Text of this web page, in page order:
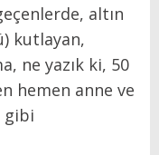
altın
kutlayan,
ne yazık ki, 50
hemen anne ve
gibi